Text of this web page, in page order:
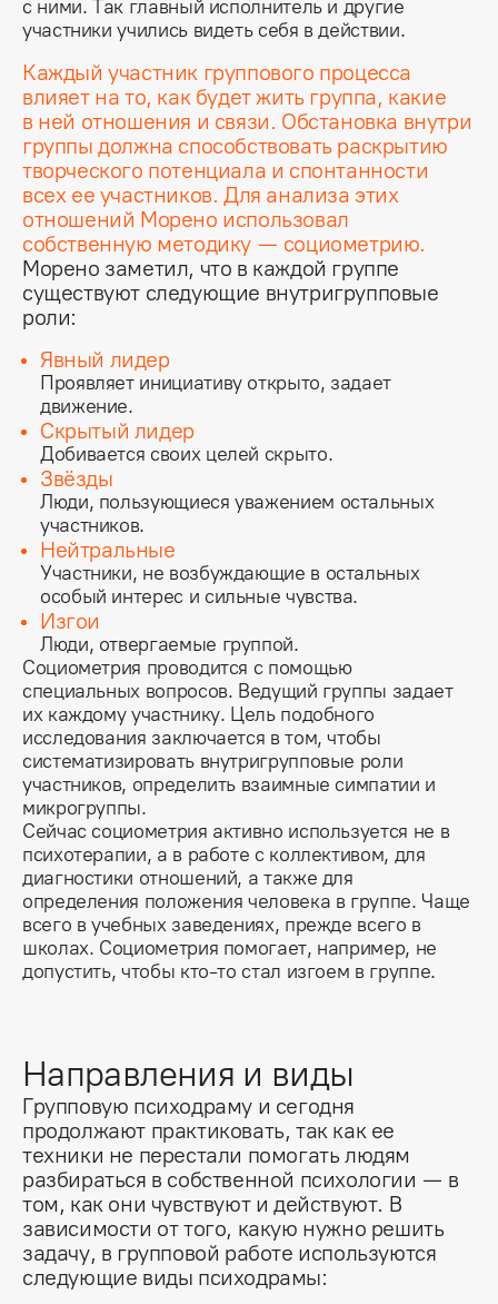
с ними. Так главный исполнитель и другие
участники учились видеть себя в действии.
Каждый участник группового процесса
влияет на то, как будет жить группа, какие
в ней отношения и связи. Обстановка внутри
группы должна способствовать раскрытию
творческого потенциала и спонтанности
всех ее участников. Для анализа этих
отношений Морено использовал
собственную методику — социометрию.
Морено заметил, что в каждой группе
существуют следующие внутригрупповые
роли:
Явный лидер
Проявляет инициативу открыто, задает
движение.
Скрытый лидер
Добивается своих целей скрыто.
Звёзды
Люди, пользующиеся уважением остальных
участников.
Нейтральные
Участники, не возбуждающие в остальных
особый интерес и сильные чувства.
Изгои
Люди, отвергаемые группой.
Социометрия проводится с помощью
специальных вопросов. Ведущий группы задает
их каждому участнику. Цель подобного
исследования заключается в том, чтобы
систематизировать внутригрупповые роли
участников, определить взаимные симпатии и
микрогруппы.
Сейчас социометрия активно используется не в
психотерапии, а в работе с коллективом, для
диагностики отношений, а также для
определения положения человека в группе. Чаще
всего в учебных заведениях, прежде всего в
школах. Социометрия помогает, например, не
допустить, чтобы кто-то стал изгоем в группе.
Направления и виды
Групповую психодраму и сегодня
продолжают практиковать, так как ее
техники не перестали помогать людям
разбираться в собственной психологии — в
том, как они чувствуют и действуют. В
зависимости от того, какую нужно решить
задачу, в групповой работе используются
следующие виды психодрамы: